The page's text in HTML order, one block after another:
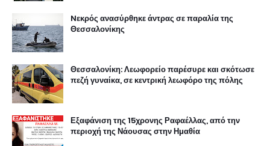
Nεκρός ανασύρθηκε άντρας σε παραλία της
Θεσσαλονίκης
Θεσσαλονίκη: Λεωφορείο παρέσυρε και σκότωσε
πεζή γυναίκα, σε κεντρική λεωφόρο της πόλης
Εξαφάνιση της 15χρονης Ραφαέλλας, από την
περιοχή της Νάουσας στην Ημαθία